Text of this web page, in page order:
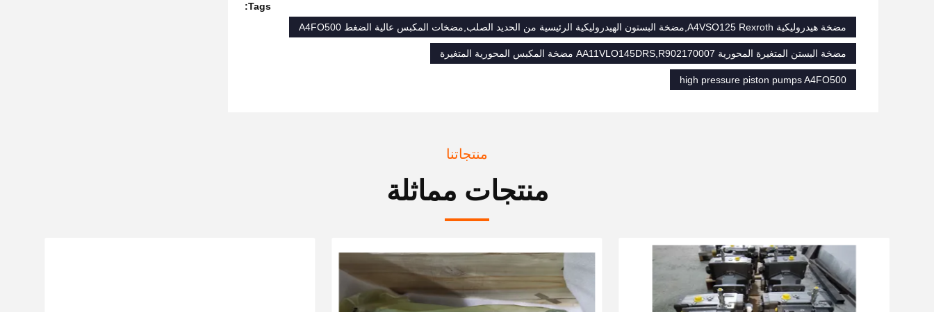
Tags:
مضخة هيدروليكية A4VSO125 Rexroth,مضخة البستون الهيدروليكية الرئيسية من الحديد الصلب,مضخات المكبس عالية الضغط A4FO500
مضخة البستن المتغيرة المحورية AA11VLO145DRS,R902170007 مضخة المكبس المحورية المتغيرة
high pressure piston pumps A4FO500
منتجاتنا
منتجات مماثلة